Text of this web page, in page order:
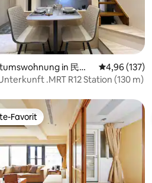
4,91 von 5, 151
in 民安
4,96 (137)
.MRT R12 Station (130 m)
Favorit
Favorit